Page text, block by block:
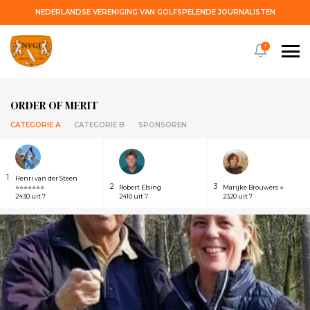
NEDERLANDSE VERENIGING VAN GOLFSPELENDE JOURNALISTEN
ORDER OF MERIT
CATEGORIE A CATEGORIE B SPONSOREN
1
Henri van der Steen
⭐⭐⭐⭐⭐⭐⭐
2430 uit 7
2
Robert Elsing
2410 uit 7
3
Marijke Brouwers ⭐
2320 uit 7
!